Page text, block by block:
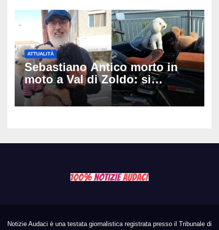
ATTUALITÀ
Sebastiano Antico morto in
moto a Val di Zoldo: si
schianta con il sidecar, salvi i
due cagnolini
Notizie Audaci è una testata giornalistica registrata presso il Tribunale di